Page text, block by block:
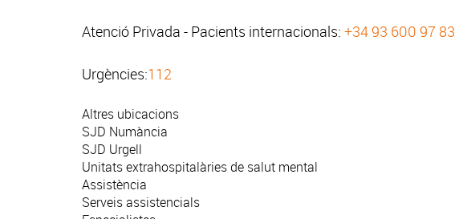
Atenció Privada - Pacients internacionals: +34 93 600 97 83
Urgències:112
Altres ubicacions
SJD Numància
SJD Urgell
Unitats extrahospitalàries de salut mental
Assistència
Serveis assistencials